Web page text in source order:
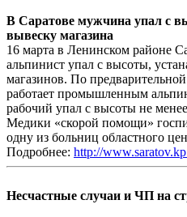
В Саратове мужчина упал с
вывеску магазина
16 марта в Ленинском районе
альпинист упал с высоты,
магазинов. По
работает промышленным
рабочий упал с высоты не
Медики «скорой помощи»
одну из больниц областного
Подробнее: http://
Несчастные случаи и ЧП на